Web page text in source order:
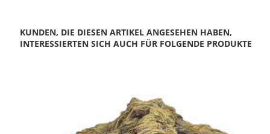
KUNDEN, DIE DIESEN ARTIKEL ANGESEHEN HABEN,
INTERESSIERTEN SICH AUCH FÜR FOLGENDE PRODUKTE